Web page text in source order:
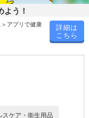
よう！
アプリで健康
詳細は
こちら
スケア・衛生用品